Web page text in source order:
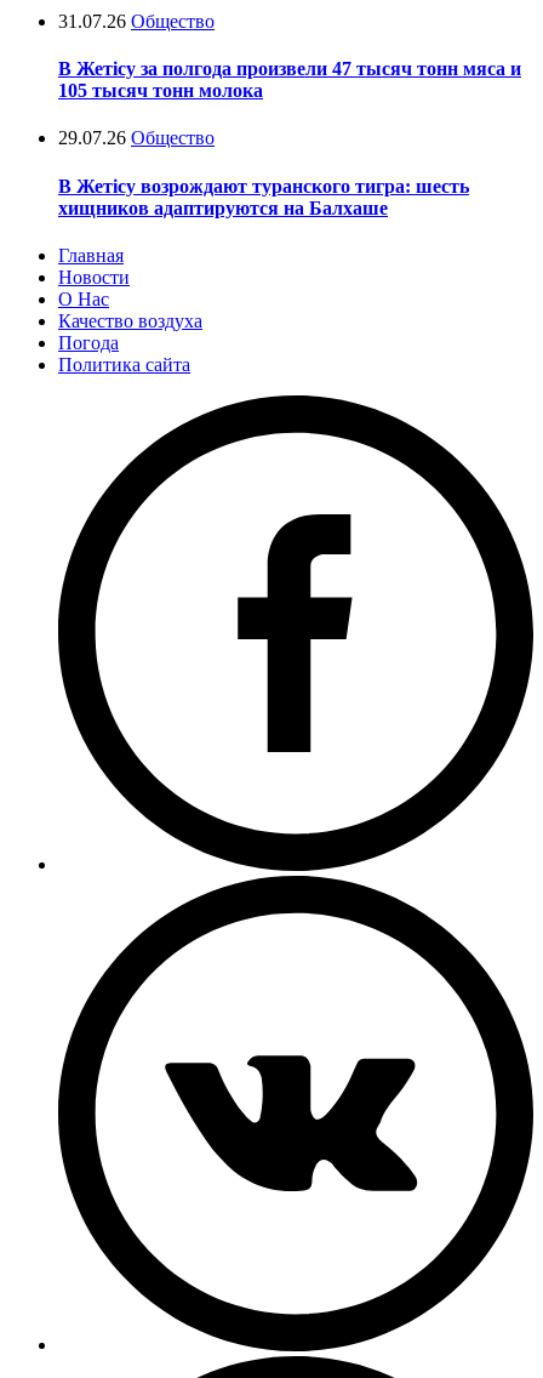
31.07.26 Общество
В Жетісу за полгода произвели 47 тысяч тонн мяса и
105 тысяч тонн молока
29.07.26 Общество
В Жетісу возрождают туранского тигра: шесть
хищников адаптируются на Балхаше
Главная
Новости
О Нас
Качество воздуха
Погода
Политика сайта